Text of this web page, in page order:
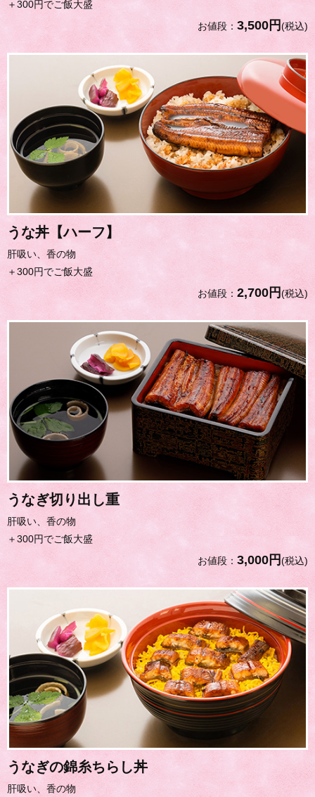
＋300円でご飯大盛
お値段： 3,500円(税込)
うな丼【ハーフ】
肝吸い、香の物
＋300円でご飯大盛
お値段： 2,700円(税込)
うなぎ切り出し重
肝吸い、香の物
＋300円でご飯大盛
お値段： 3,000円(税込)
うなぎの錦糸ちらし丼
肝吸い、香の物